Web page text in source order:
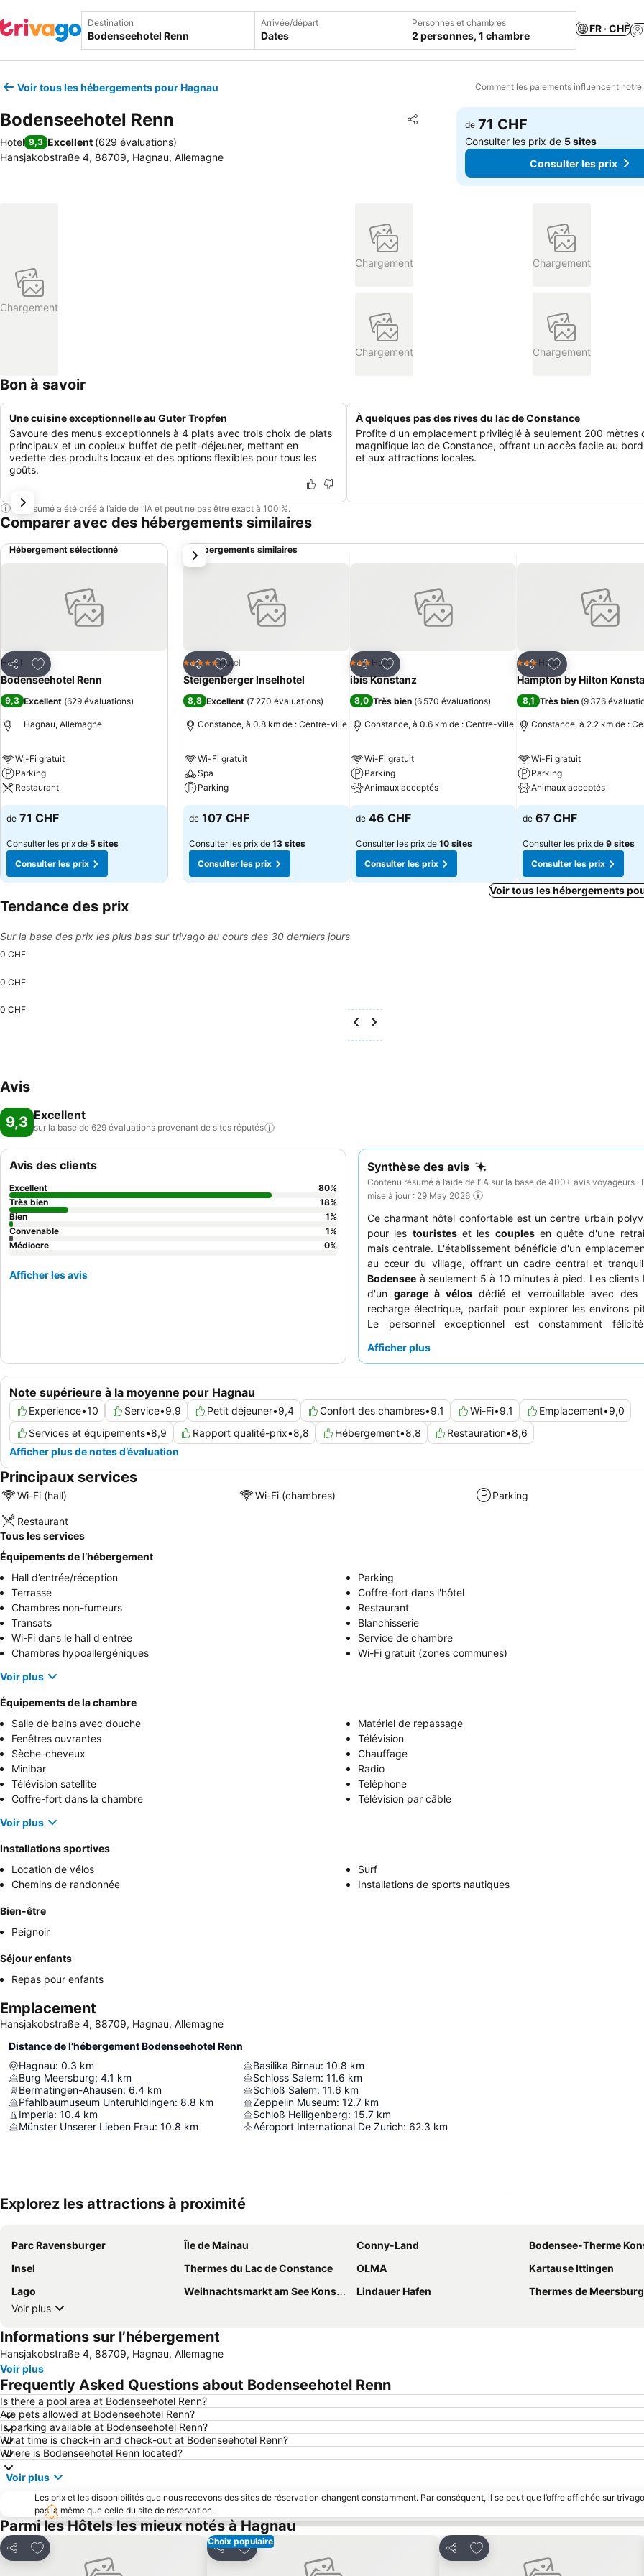
Destination Arrivée/départ
Dates
Personnes et chambres
2 personnes, 1 chambre
FR · CHF
Voir tous les hébergements pour Hagnau Comment les paiements influencent
Bodenseehotel Renn Partager
Ajouter à mes favoris
Hotel 9,3 Excellent (629 évaluations)
Hansjakobstraße 4, 88709, Hagnau, Allemagne
de 71 CHF
Consulter les prix de 5 sites
Consulter les prix
Chargement
Chargement Chargement
Chargement Chargement
Bon à savoir
Une cuisine exceptionnelle au Guter Tropfen
Savoure des menus exceptionnels à 4 plats avec trois choix de plats
principaux et un copieux buffet de petit-déjeuner, mettant en
vedette des produits locaux et des options flexibles pour tous les
goûts.
À quelques pas des rives du lac de Constance
Profite d'un emplacement privilégié à seulement 200 mètres
magnifique lac de Constance, offrant un accès facile au
et aux attractions locales.
Ce résumé a été créé à l’aide de l’IA et peut ne pas être exact à 100 %.
Comparer avec des hébergements similaires
Hébergement sélectionné
Partager
Ajouter à mes favoris
Hotel
Bodenseehotel Renn
9,3 Excellent (629 évaluations)
Hagnau, Allemagne
Wi-Fi gratuit
Parking
Restaurant
de 71 CHF
Consulter les prix de 5 sites
Consulter les prix
Hébergements similaires
Partager
Ajouter à mes favoris
5 Étoiles Hotel
Steigenberger Inselhotel
8,8 Excellent (7 270 évaluations)
Constance, à 0.8 km de : Centre-ville
Wi-Fi gratuit
Spa
Parking
de 107 CHF
Consulter les prix de 13 sites
Consulter les prix
Partager
Ajouter à mes favoris
3 ÉtoilesHotel
ibis Konstanz
8,0 Très bien (6 570 évaluations)
Constance, à 0.6 km de : Centre-ville
Wi-Fi gratuit
Parking
Animaux acceptés
de 46 CHF
Consulter les prix de 10 sites
Consulter les prix
Partager
Ajouter à mes
3 ÉtoilesHotel
Hampton by Hilton
8,1 Très bien (9 376
Constance, à 2.2 km de :
Wi-Fi gratuit
Parking
Animaux acceptés
de 67 CHF
Consulter les prix de 9 sites
Consulter les prix
suivant
Voir tous les hébergements
Tendance des prix
Sur la base des prix les plus bas sur trivago au cours des 30 derniers jours
0 CHF
0 CHF
0 CHF
Avis
9,3 Excellent
sur la base de 629 évaluations provenant de sites réputés
Synthèse des avis
Contenu résumé à l’aide de l’IA sur la base de 400+ avis voyageurs ·
mise à jour : 29 May 2026
Ce charmant hôtel confortable est un centre urbain
pour les touristeset les couplesen quête d'une
mais centrale. L'établissement bénéficie d'un
au cœur du village, offrant un cadre central et
Bodensee à seulement 5 à 10 minutes à pied. Les clients
d'un garage à vélos dédié et verrouillable avec des
recharge électrique, parfait pour explorer les environs
Le personnel exceptionnel est constamment
très apprécié, composé de produits frais, locaux et
Afficher plus
Note supérieure à la moyenne pour Hagnau
Expérience•10 Service•9,9 Petit déjeuner•9,4 Confort des chambres•9,1 Wi-Fi•9,1 Emplacement•9,0
Services et équipements•8,9 Rapport qualité-prix•8,8 Hébergement•8,8 Restauration•8,6
Afficher plus de notes d’évaluation
Avis des clients
Excellent 80%
Très bien
18%
Bien
1%
Convenable
1%
Médiocre
0%
Afficher les avis
Principaux services
Wi-Fi (hall) Wi-Fi (chambres) Parking
Restaurant
Tous les services
Équipements de l’hébergement
Hall d’entrée/réception
Parking
Terrasse
Coffre-fort dans l'hôtel
Chambres non-fumeurs
Restaurant
Transats
Blanchisserie
Wi-Fi dans le hall d'entrée
Service de chambre
Chambres hypoallergéniques
Wi-Fi gratuit (zones communes)
Voir plus
Équipements de la chambre
Salle de bains avec douche
Matériel de repassage
Fenêtres ouvrantes
Télévision
Sèche-cheveux
Chauffage
Minibar
Radio
Télévision satellite
Téléphone
Coffre-fort dans la chambre
Télévision par câble
Voir plus
Installations sportives
Location de vélos
Surf
Chemins de randonnée
Installations de sports nautiques
Bien-être
Peignoir
Séjour enfants
Repas pour enfants
Emplacement
Hansjakobstraße 4, 88709, Hagnau, Allemagne
Distance de l’hébergement Bodenseehotel Renn
Hagnau: 0.3 km
Burg Meersburg: 4.1 km
Bermatingen-Ahausen: 6.4 km
Pfahlbaumuseum Unteruhldingen: 8.8 km
Imperia: 10.4 km
Münster Unserer Lieben Frau: 10.8 km
Basilika Birnau: 10.8 km
Schloss Salem: 11.6 km
Schloß Salem: 11.6 km
Zeppelin Museum: 12.7 km
Schloß Heiligenberg: 15.7 km
Aéroport International De Zurich: 62.3 km
Explorez les attractions à proximité
Parc Ravensburger Île de Mainau Conny-Land
Bodensee-Therme
Insel
Thermes du Lac de Constance OLMA
Kartause Ittingen
Lago
Weihnachtsmarkt am See Konstanz Lindauer Hafen
Thermes de Meersburg
Voir plus
Informations sur l’hébergement
Hansjakobstraße 4, 88709, Hagnau, Allemagne
Voir plus
Frequently Asked Questions about Bodenseehotel Renn
Is there a pool area at Bodenseehotel Renn?
Are pets allowed at Bodenseehotel Renn?
Is parking available at Bodenseehotel Renn?
What time is check-in and check-out at Bodenseehotel Renn?
Where is Bodenseehotel Renn located?
Voir plus
Les prix et les disponibilités que nous recevons des sites de réservation changent constamment. Par conséquent, il se peut que l’offre affichée sur
pas la même que celle du site de réservation.
Parmi les Hôtels les mieux notés à Hagnau
Partager
Ajouter à mes favoris Choix populaire
Partager
Ajouter à mes favoris
Partager
Ajouter à mes favoris